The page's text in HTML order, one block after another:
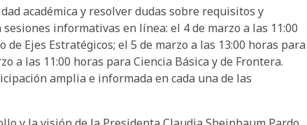
académica y resolver dudas sobre requisitos y
informativas en línea: el 4 de marzo a las 11:00
Ejes Estratégicos; el 5 de marzo a las 13:00 horas para
a las 11:00 horas para Ciencia Básica y de Frontera.
amplia e informada en cada una de las